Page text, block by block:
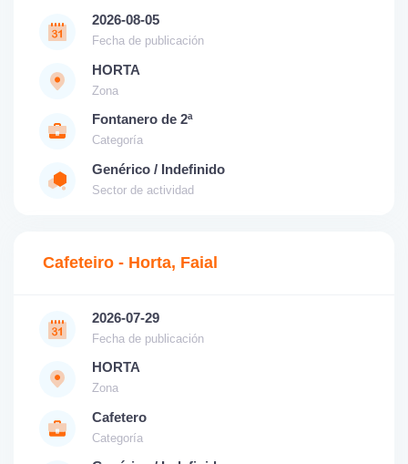
2026-08-05
Fecha de publicación
HORTA
Zona
Fontanero de 2ª
Categoría
Genérico / Indefinido
Sector de actividad
Cafeteiro - Horta, Faial
2026-07-29
Fecha de publicación
HORTA
Zona
Cafetero
Categoría